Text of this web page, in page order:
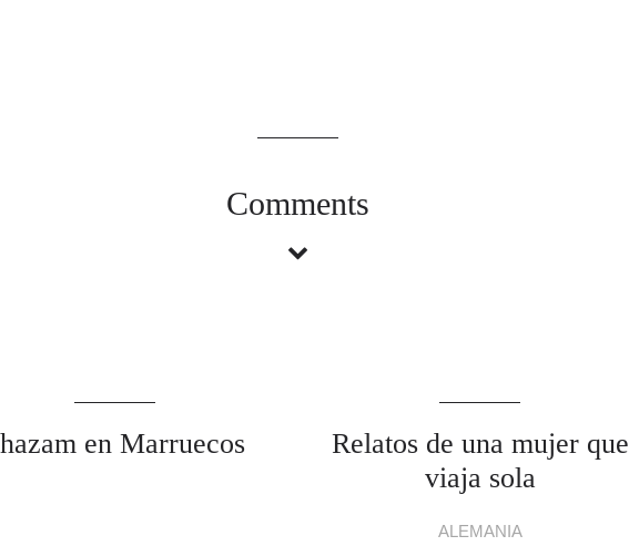
Comments
en Marruecos
Relatos de una mujer que
viaja sola
ALEMANIA